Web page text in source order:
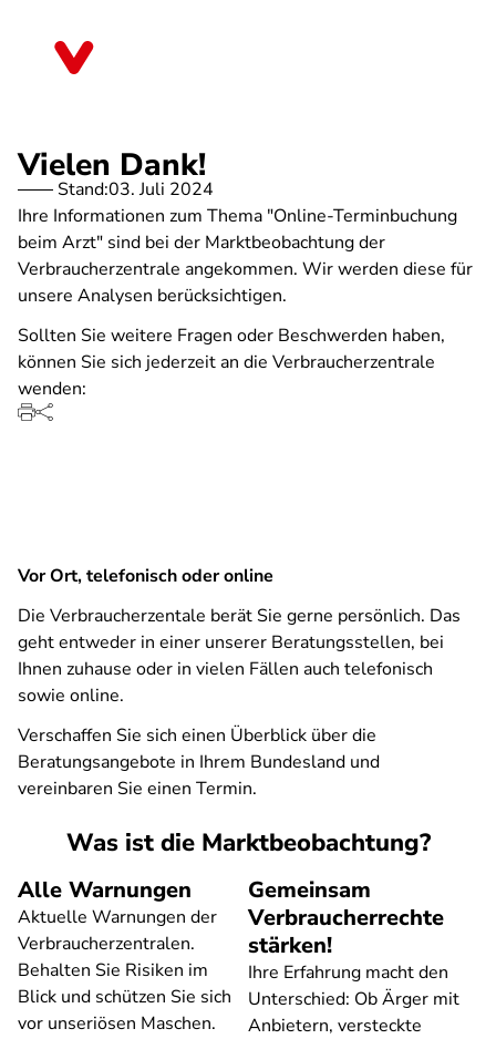
Vielen Dank!
Stand:03. Juli 2024
Ihre Informationen zum Thema "Online-Terminbuchung
beim Arzt" sind bei der Marktbeobachtung der
Verbraucherzentrale angekommen. Wir werden diese für
unsere Analysen berücksichtigen.
Sollten Sie weitere Fragen oder Beschwerden haben,
können Sie sich jederzeit an die Verbraucherzentrale
wenden:
Vor Ort, telefonisch oder online
Die Verbraucherzentale berät Sie gerne persönlich. Das
geht entweder in einer unserer Beratungsstellen, bei
Ihnen zuhause oder in vielen Fällen auch telefonisch
sowie online.
Verschaffen Sie sich einen Überblick über die
Beratungsangebote in Ihrem Bundesland und
vereinbaren Sie einen Termin.
Was ist die Marktbeobachtung?
Alle Warnungen
Aktuelle Warnungen der
Verbraucherzentralen.
Behalten Sie Risiken im
Blick und schützen Sie sich
vor unseriösen Maschen.
Gemeinsam
Verbraucherrechte
stärken!
Ihre Erfahrung macht den
Unterschied: Ob Ärger mit
Anbietern, versteckte